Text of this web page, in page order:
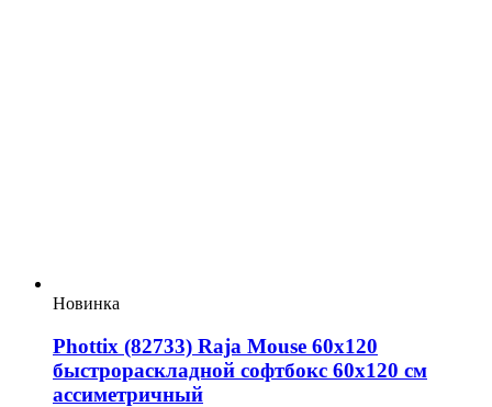
Новинка
Phottix (82733) Raja Mouse 60х120
быстрораскладной софтбокс 60х120 см
ассиметричный